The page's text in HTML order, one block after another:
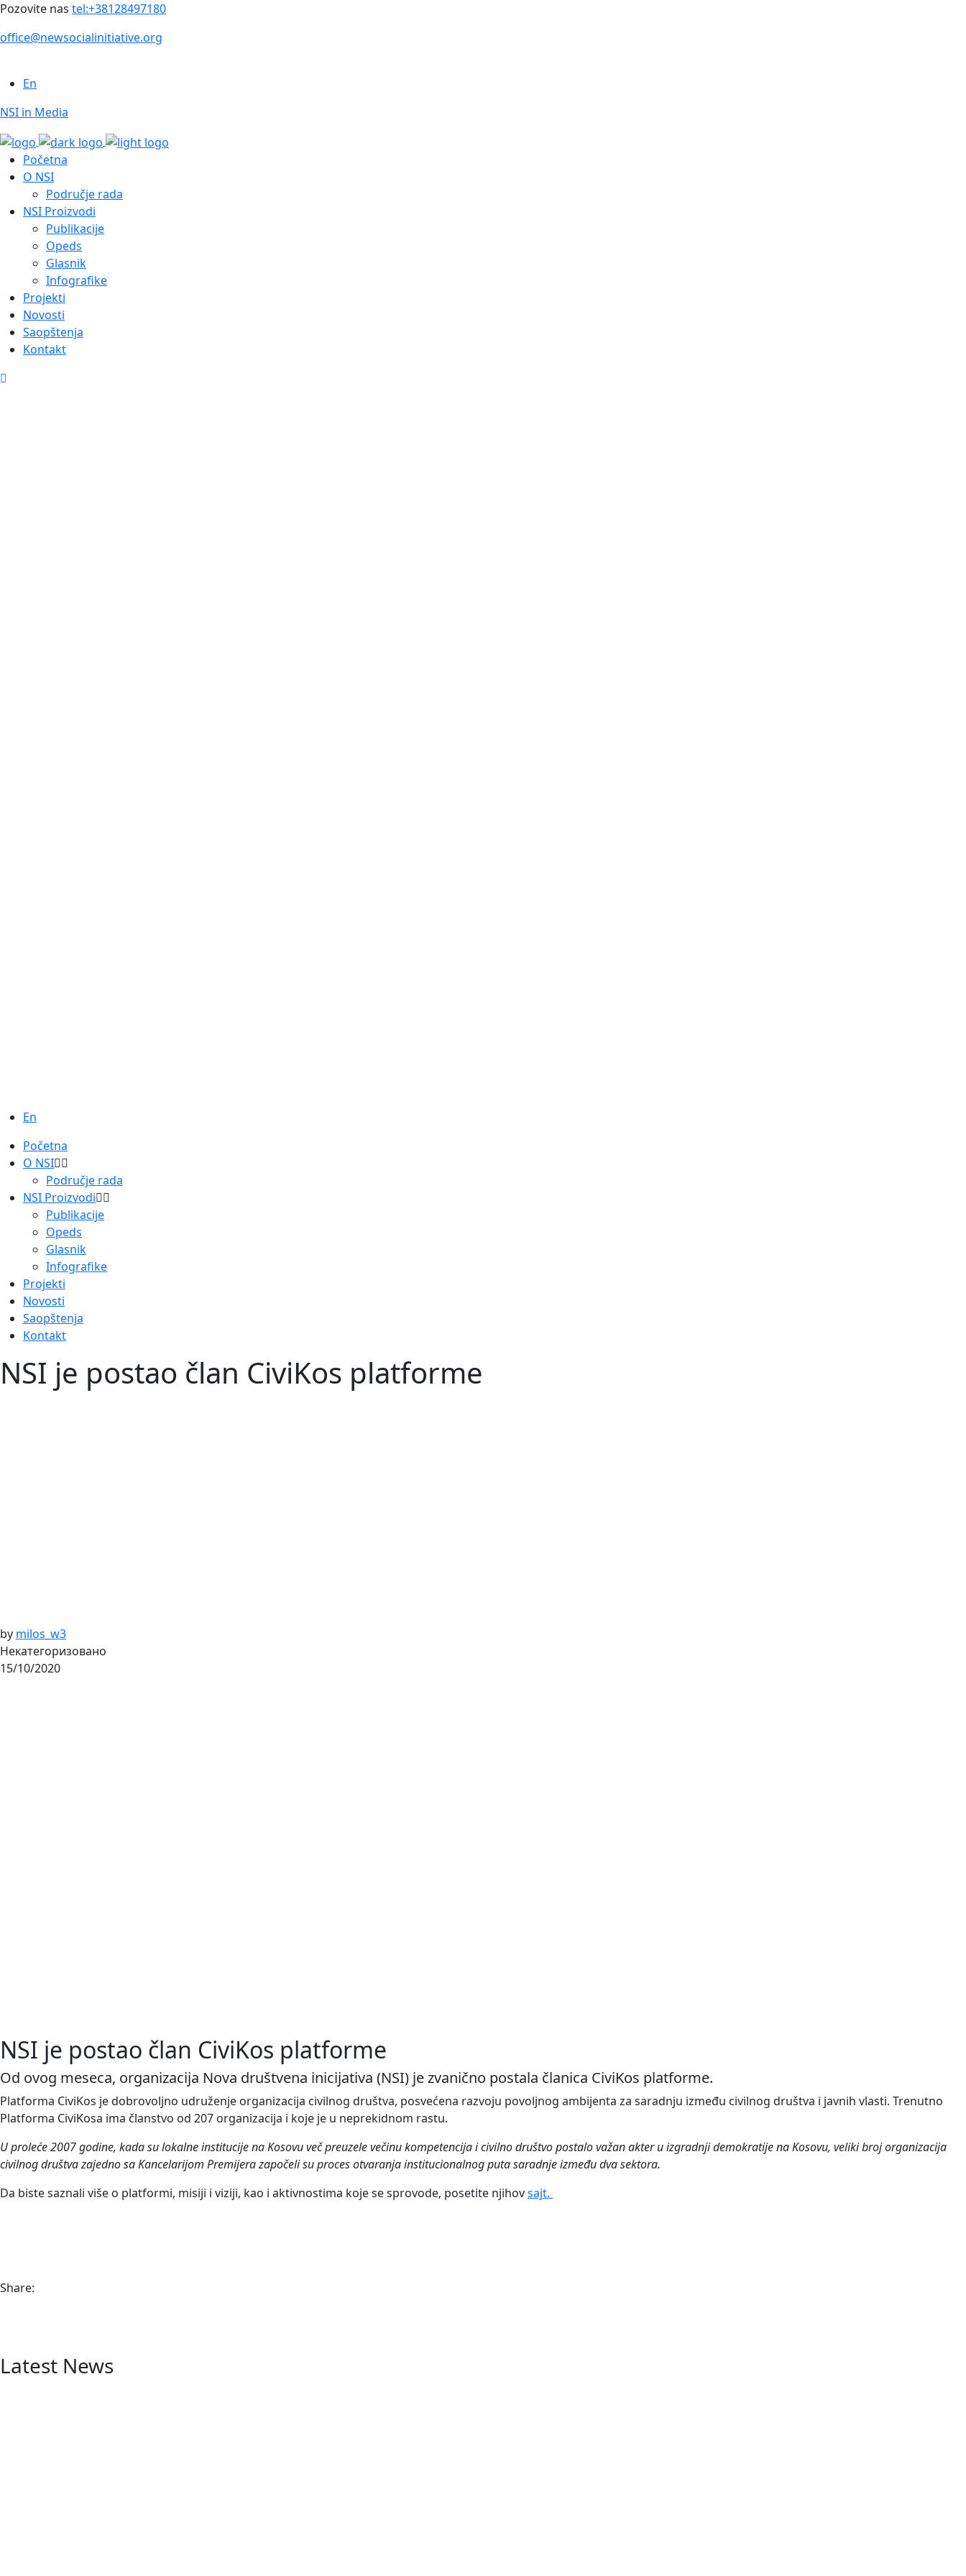
Pozovite nas tel:+38128497180
office@newsocialinitiative.org
En
NSI in Media
Početna
O NSI
Područje rada
NSI Proizvodi
Publikacije
Opeds
Glasnik
Infografike
Projekti
Novosti
Saopštenja
Kontakt
En
Početna
O NSI
Područje rada
NSI Proizvodi
Publikacije
Opeds
Glasnik
Infografike
Projekti
Novosti
Saopštenja
Kontakt
NSI je postao član CiviKos platforme
by milos_w3
Некатегоризовано
15/10/2020
NSI je postao član CiviKos platforme
Od ovog meseca, organizacija Nova društvena inicijativa (NSI) je zvanično postala članica CiviKos platforme.
Platforma CiviKos je dobrovoljno udruženje organizacija civilnog društva, posvećena razvoju povoljnog ambijenta za saradnju između civilnog društva i javnih vlasti. Trenutno
Platforma CiviKosa ima članstvo od 207 organizacija i koje je u neprekidnom rastu.
U proleće 2007 godine, kada su lokalne institucije na Kosovu več preuzele večinu kompetencija i civilno društvo postalo važan akter u izgradnji demokratije na Kosovu, veliki broj organizacija
civilnog društva zajedno sa Kancelarijom Premijera započeli su proces otvaranja institucionalnog puta saradnje između dva sektora.
Da biste saznali više o platformi, misiji i viziji, kao i aktivnostima koje se sprovode, posetite njihovsajt.
Share:
Latest News